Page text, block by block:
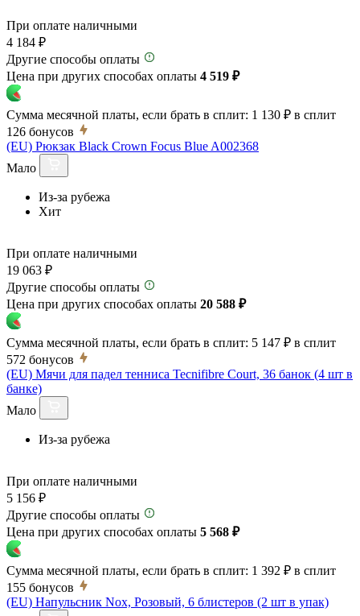
При оплате наличными
4 184 ₽
Другие способы оплаты
Цена при других способах оплаты 4 519 ₽
Сумма месячной платы, если брать в сплит: 1 130 ₽ в сплит
126 бонусов
(EU) Рюкзак Black Crown Focus Blue A002368
Мало
Из-за рубежа
Хит
При оплате наличными
19 063 ₽
Другие способы оплаты
Цена при других способах оплаты 20 588 ₽
Сумма месячной платы, если брать в сплит: 5 147 ₽ в сплит
572 бонусов
(EU) Мячи для падел тенниса Tecnifibre Court, 36 банок (4 шт в
банке)
Мало
Из-за рубежа
При оплате наличными
5 156 ₽
Другие способы оплаты
Цена при других способах оплаты 5 568 ₽
Сумма месячной платы, если брать в сплит: 1 392 ₽ в сплит
155 бонусов
(EU) Напульсник Nox, Розовый, 6 блистеров (2 шт в упак)